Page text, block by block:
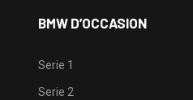
BMW D’OCCASION
Serie 1
Serie 2